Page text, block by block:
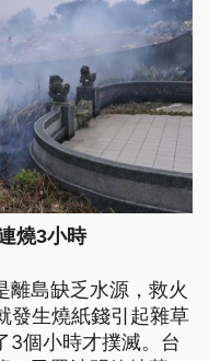
燒3小時
離島缺乏水源，救火
發生燒紙錢引起雜草
3個小時才撲滅。台